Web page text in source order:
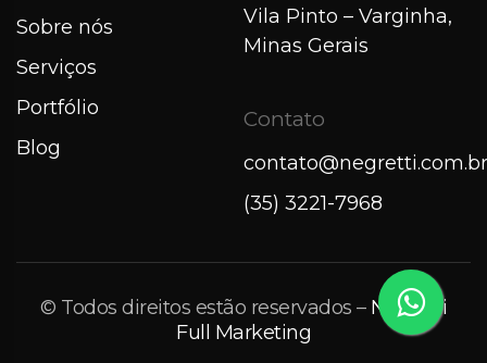
Sobre nós
Serviços
Portfólio
Blog
Vila Pinto – Varginha,
Minas Gerais
Contato
contato@negretti.com.br
(35) 3221-7968
© Todos direitos estão reservados – Negretti
Full Marketing